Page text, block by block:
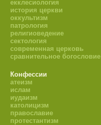
екклесиология
история церкви
оккультизм
патрология
религиоведение
сектология
современная церковь
сравнительное богословие
Конфессии
атеизм
ислам
иудаизм
католицизм
православие
протестантизм